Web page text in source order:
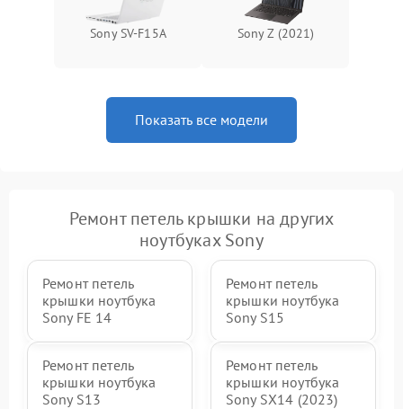
Sony SV-F15A Sony Z (2021)
Показать все модели
Ремонт петель крышки на других
ноутбуках Sony
Ремонт петель
крышки ноутбука
Sony FE 14
Ремонт петель
крышки ноутбука
Sony S15
Ремонт петель
крышки ноутбука
Sony S13
Ремонт петель
крышки ноутбука
Sony SX14 (2023)